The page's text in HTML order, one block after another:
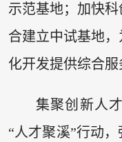
示范基地；加快
合建立中试基地
化开发提供综合服
集聚创新人
“人才聚溪”行动